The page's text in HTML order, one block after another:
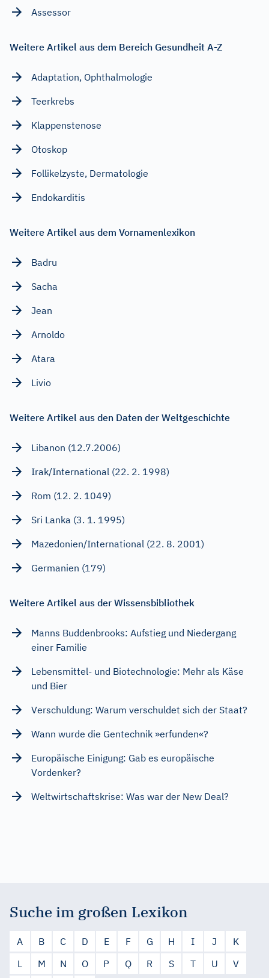
Assessor
Weitere Artikel aus dem Bereich Gesundheit A-Z
Adaptation, Ophthalmologie
Teerkrebs
Klappenstenose
Otoskop
Follikelzyste, Dermatologie
Endokarditis
Weitere Artikel aus dem Vornamenlexikon
Badru
Sacha
Jean
Arnoldo
Atara
Livio
Weitere Artikel aus den Daten der Weltgeschichte
Libanon (12.7.2006)
Irak/International (22. 2. 1998)
Rom (12. 2. 1049)
Sri Lanka (3. 1. 1995)
Mazedonien/International (22. 8. 2001)
Germanien (179)
Weitere Artikel aus der Wissensbibliothek
Manns Buddenbrooks: Aufstieg und Niedergang
einer Familie
Lebensmittel- und Biotechnologie: Mehr als Käse
und Bier
Verschuldung: Warum verschuldet sich der Staat?
Wann wurde die Gentechnik »erfunden«?
Europäische Einigung: Gab es europäische
Vordenker?
Weltwirtschaftskrise: Was war der New Deal?
Suche im großen Lexikon
A B C D E F G H I J
K
L
M N O P Q R S T U
V